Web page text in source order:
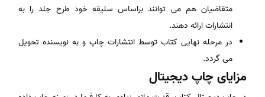
متقاضیان هم می ‌توانند براساس سلیقه خود طرح جلد را به
انتشارات ارائه دهند.
در مرحله نهایی کتاب توسط انتشارات چاپ و به نویسنده تحویل
می گردد.
مزایای چاپ دیجیتال